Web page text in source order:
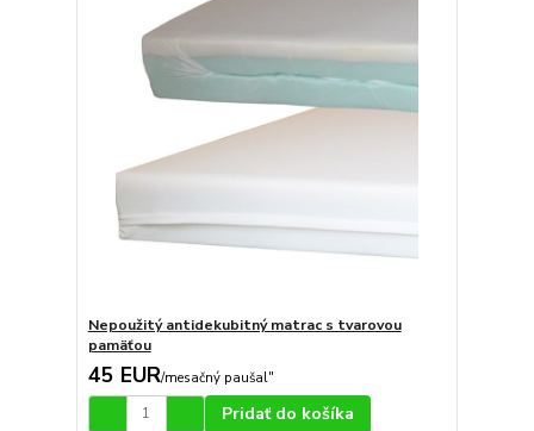
Nepoužitý antidekubitný matrac s tvarovou
pamäťou
45 EUR/mesačný paušal"
Pridať do košíka